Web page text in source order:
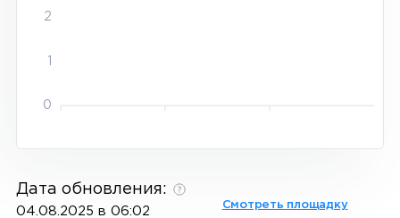
2
1
0
Дата обновления:
04.08.2025 в 06:02 Смотреть площадку